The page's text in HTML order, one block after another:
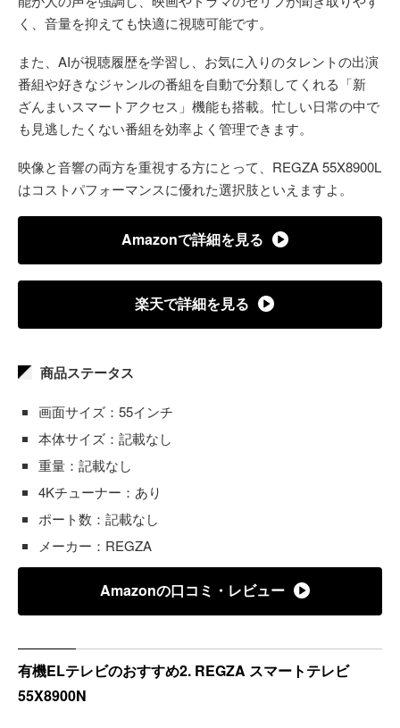
く、音量を抑えても快適に視聴可能です。
また、AIが視聴履歴を学習し、お気に入りのタレントの出演
番組や好きなジャンルの番組を自動で分類してくれる「新
ざんまいスマートアクセス」機能も搭載。忙しい日常の中で
も見逃したくない番組を効率よく管理できます。
映像と音響の両方を重視する方にとって、REGZA 55X8900L
はコストパフォーマンスに優れた選択肢といえますよ。
Amazonで詳細を見る
楽天で詳細を見る
商品ステータス
画面サイズ：55インチ
本体サイズ：記載なし
重量：記載なし
4Kチューナー：あり
ポート数：記載なし
メーカー：REGZA
Amazonの口コミ・レビュー
有機ELテレビのおすすめ2. REGZA スマートテレビ
55X8900N